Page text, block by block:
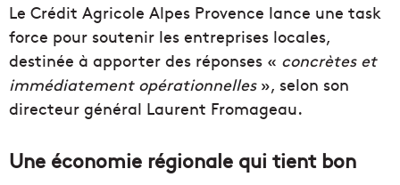
Le Crédit Agricole Alpes Provence lance une task
force pour soutenir les entreprises locales,
destinée à apporter des réponses « concrètes et
immédiatement opérationnelles», selon son
directeur général Laurent Fromageau.
Une économie régionale qui tient bon